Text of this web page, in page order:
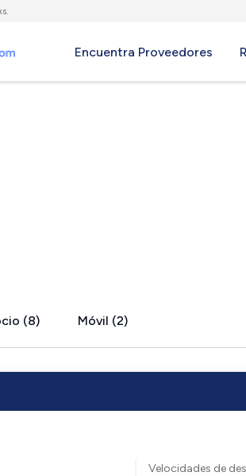
Encuentra Proveedores
(8) Móvil (2)
Velocidades de